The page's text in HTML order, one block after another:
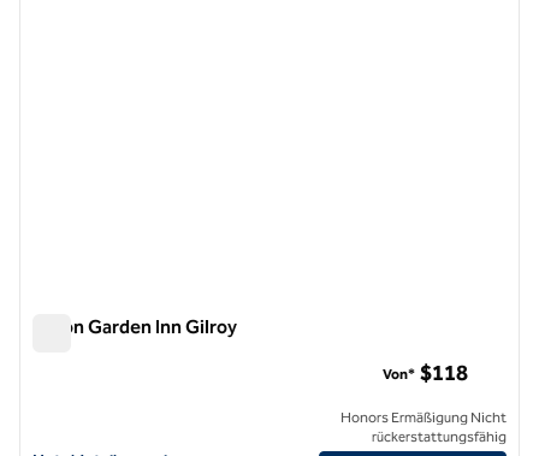
Hilton Garden Inn Gilroy
Von* $118
Honors Ermäßigung Nicht
rückerstattungsfähig